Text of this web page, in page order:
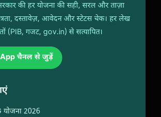
की हर योजना की सही, सरल और ताज़ा
दस्तावेज़, आवेदन और स्टेटस चेक। हर लेख
(PIB, गजट, gov.in) से सत्यापित।
चैनल से जुड़ें
2026